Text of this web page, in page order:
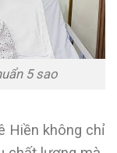
5 sao
Hiền không chỉ